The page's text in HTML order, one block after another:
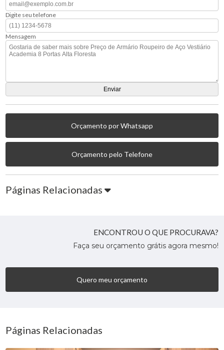
Digite seu telefone
Mensagem
Orçamento por Whatsapp
Orçamento pelo Telefone
Páginas Relacionadas
ENCONTROU O QUE PROCURAVA?
Faça seu orçamento grátis agora mesmo!
Quero meu orçamento
Páginas Relacionadas